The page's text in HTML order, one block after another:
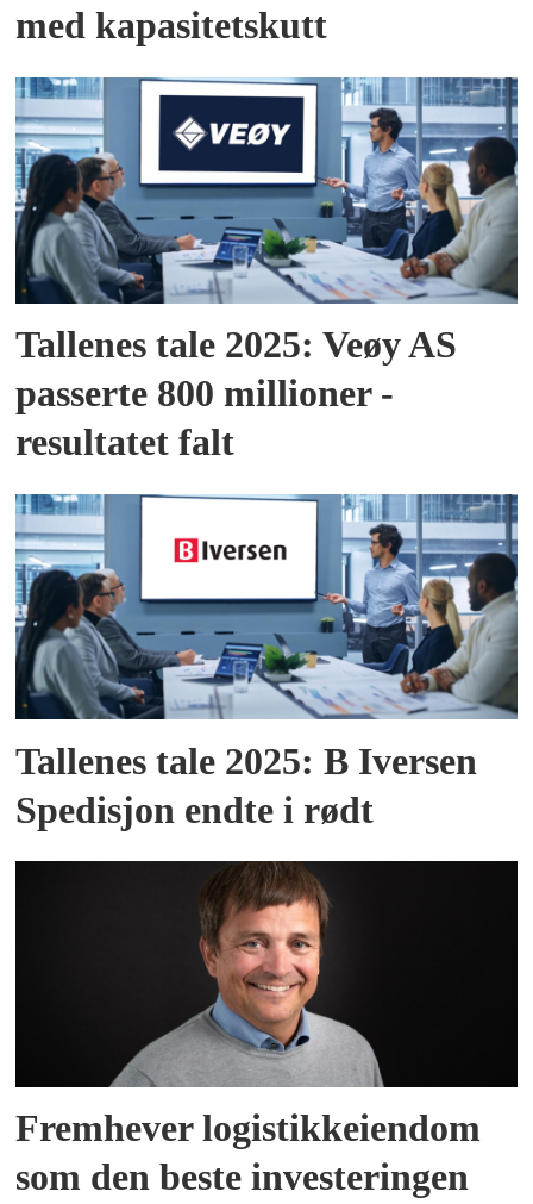
med kapasitetskutt
Tallenes tale 2025: Veøy AS
passerte 800 millioner -
resultatet falt
Tallenes tale 2025: B Iversen
Spedisjon endte i rødt
Fremhever logistikkeiendom
som den beste investeringen